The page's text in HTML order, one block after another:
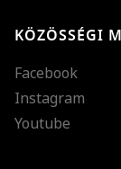
KÖZÖSSÉGI
Facebook
Instagram
Youtube